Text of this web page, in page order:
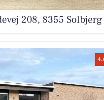
208, 8355 Solbjerg